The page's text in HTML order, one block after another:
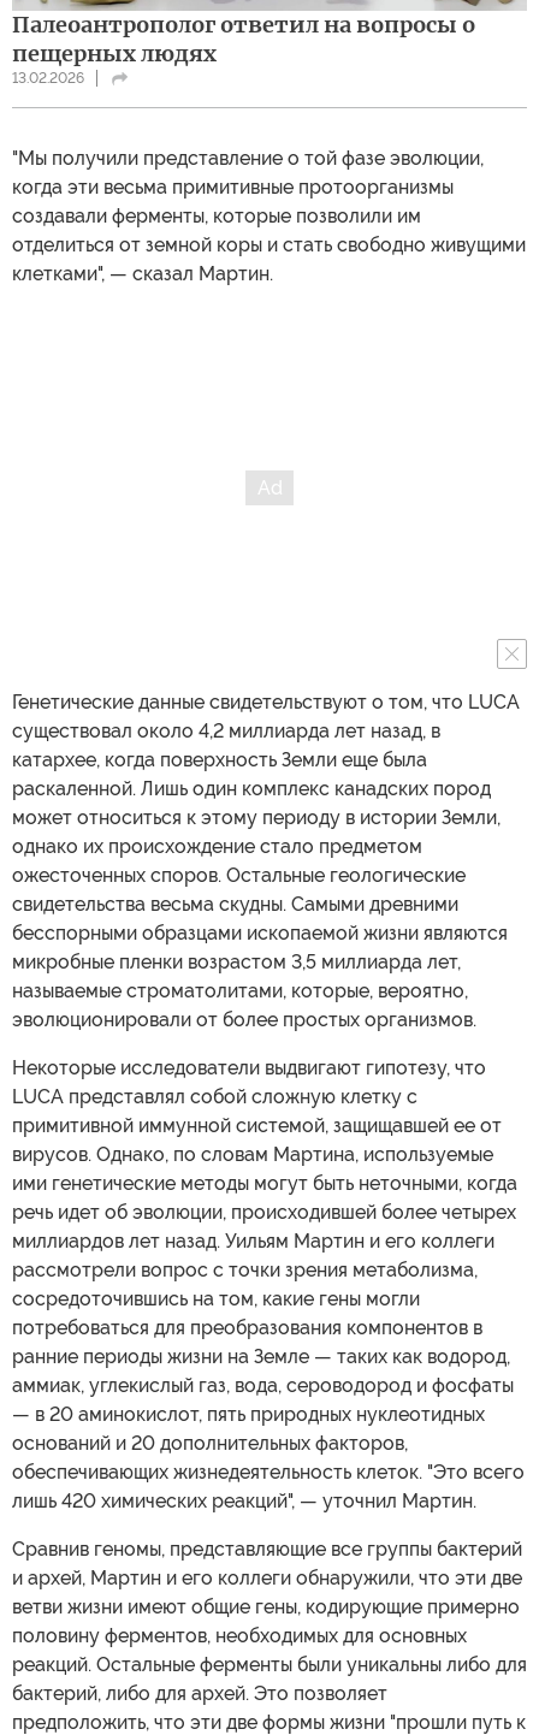
Палеоантрополог ответил на вопросы о
пещерных людях
13.02.2026
"Мы получили представление о той фазе эволюции,
когда эти весьма примитивные протоорганизмы
создавали ферменты, которые позволили им
отделиться от земной коры и стать свободно живущими
клетками", — сказал Мартин.
Генетические данные свидетельствуют о том, что LUCA
существовал около 4,2 миллиарда лет назад, в
катархее, когда поверхность Земли еще была
раскаленной. Лишь один комплекс канадских пород
может относиться к этому периоду в истории Земли,
однако их происхождение стало предметом
ожесточенных споров. Остальные геологические
свидетельства весьма скудны. Самыми древними
бесспорными образцами ископаемой жизни являются
микробные пленки возрастом 3,5 миллиарда лет,
называемые строматолитами, которые, вероятно,
эволюционировали от более простых организмов.
Некоторые исследователи выдвигают гипотезу, что
LUCA представлял собой сложную клетку с
примитивной иммунной системой, защищавшей ее от
вирусов. Однако, по словам Мартина, используемые
ими генетические методы могут быть неточными, когда
речь идет об эволюции, происходившей более четырех
миллиардов лет назад. Уильям Мартин и его коллеги
рассмотрели вопрос с точки зрения метаболизма,
сосредоточившись на том, какие гены могли
потребоваться для преобразования компонентов в
ранние периоды жизни на Земле — таких как водород,
аммиак, углекислый газ, вода, сероводород и фосфаты
— в 20 аминокислот, пять природных нуклеотидных
оснований и 20 дополнительных факторов,
обеспечивающих жизнедеятельность клеток. "Это всего
лишь 420 химических реакций", — уточнил Мартин.
Сравнив геномы, представляющие все группы бактерий
и архей, Мартин и его коллеги обнаружили, что эти две
ветви жизни имеют общие гены, кодирующие примерно
половину ферментов, необходимых для основных
реакций. Остальные ферменты были уникальны либо для
бактерий, либо для архей. Это позволяет
предположить, что эти две формы жизни "прошли путь к